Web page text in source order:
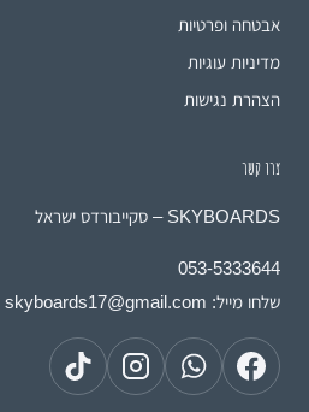
אבטחה ופרטיות
מדיניות עוגיות
הצהרת נגישות
צרו קשר
SKYBOARDS – סקייבורדס ישראל
053-5333644
שלחו מייל: skyboards17@gmail.com